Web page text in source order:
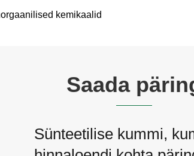
kemikaalid
Saada
Sünteetilise kummi,